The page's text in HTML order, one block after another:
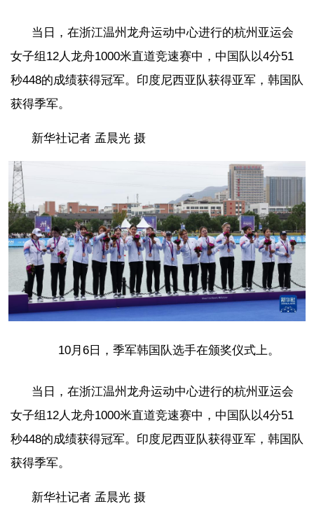
当日，在浙江温州龙舟运动中心进行的杭州亚运会
女子组12人龙舟1000米直道竞速赛中，中国队以4分51
秒448的成绩获得冠军。印度尼西亚队获得亚军，韩国队
获得季军。
新华社记者 孟晨光 摄
10月6日，季军韩国队选手在颁奖仪式上。
当日，在浙江温州龙舟运动中心进行的杭州亚运会
女子组12人龙舟1000米直道竞速赛中，中国队以4分51
秒448的成绩获得冠军。印度尼西亚队获得亚军，韩国队
获得季军。
新华社记者 孟晨光 摄